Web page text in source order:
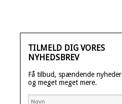
TILMELD DIG VORES
NYHEDSBREV
Få tilbud, spændende nyheder
og meget meget mere.